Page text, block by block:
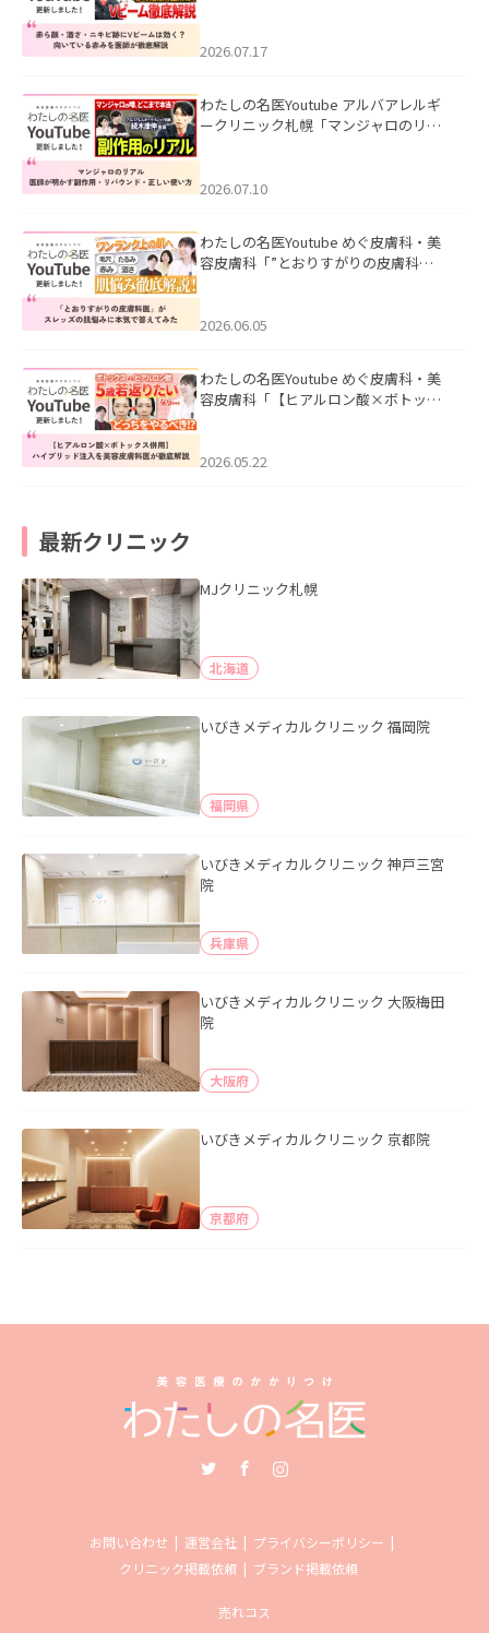
した。
2026.07.17
わたしの名医Youtube アルバアレルギ
ークリニック札幌「マンジャロのリア
た。
2026.07.10
わたしの名医Youtube めぐ皮膚科・美
容皮膚科「”とおりすがりの皮膚科
2026.06.05
わたしの名医Youtube めぐ皮膚科・美
容皮膚科「【ヒアルロン酸×ボトック
た。
2026.05.22
最新クリニック
MJクリニック札幌
北海道
いびきメディカルクリニック 福岡院
福岡県
いびきメディカルクリニック 神戸三宮
院
兵庫県
いびきメディカルクリニック 大阪梅田
院
大阪府
いびきメディカルクリニック 京都院
京都府
お問い合わせ 運営会社
プライバシーポリシー
クリニック掲載依頼
ブランド掲載依頼
売れコス